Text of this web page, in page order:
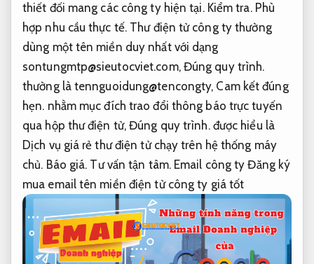
thiết đối mang các công ty hiện tại. Kiểm tra. Phù
hợp nhu cầu thực tế. Thư điện tử công ty thường
dùng một tên miền duy nhất với dạng
sontungmtp@sieutocviet.com, Đúng quy trình.
thường là tennguoidung@tencongty, Cam kết đúng
hẹn. nhằm mục đích trao đổi thông báo trực tuyến
qua hộp thư điện tử,Đúng quy trình.được hiểu là
Dịch vụ giá rẻ thư điện tử chạy trên hệ thống máy
chủ. Báo giá. Tư vấn tận tâm.Email công ty Đăng ký
mua email tên miền điện tử công ty giá tốt